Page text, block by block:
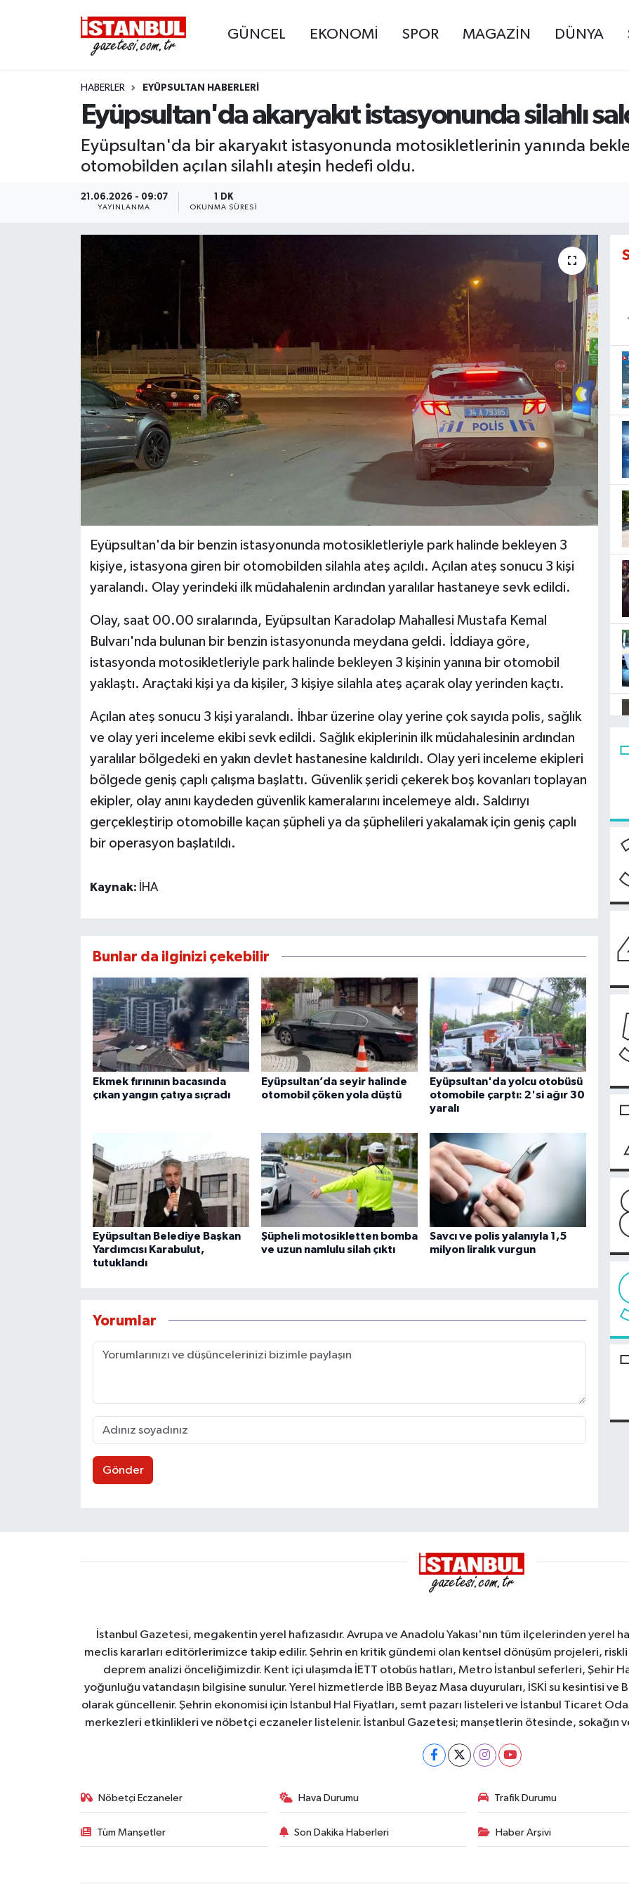
GÜNCEL EKONOMİ SPOR MAGAZİN DÜNYA
HABERLER EYÜPSULTAN HABERLERI
Eyüpsultan'da akaryakıt istasyonunda silahlı
Eyüpsultan'da bir akaryakıt istasyonunda motosikletlerinin yanında
otomobilden açılan silahlı ateşin hedefi oldu.
21.06.2026 - 09:07
YAYINLANMA
1 DK
OKUNMA SÜRESI
Eyüpsultan'da bir benzin istasyonunda motosikletleriyle park halinde bekleyen 3
kişiye, istasyona giren bir otomobilden silahla ateş açıldı. Açılan ateş sonucu 3 kişi
yaralandı. Olay yerindeki ilk müdahalenin ardından yaralılar hastaneye sevk edildi.
Olay, saat 00.00 sıralarında, Eyüpsultan Karadolap Mahallesi Mustafa Kemal
Bulvarı'nda bulunan bir benzin istasyonunda meydana geldi. İddiaya göre,
istasyonda motosikletleriyle park halinde bekleyen 3 kişinin yanına bir otomobil
yaklaştı. Araçtaki kişi ya da kişiler, 3 kişiye silahla ateş açarak olay yerinden kaçtı.
Açılan ateş sonucu 3 kişi yaralandı. İhbar üzerine olay yerine çok sayıda polis, sağlık
ve olay yeri inceleme ekibi sevk edildi. Sağlık ekiplerinin ilk müdahalesinin ardından
yaralılar bölgedeki en yakın devlet hastanesine kaldırıldı. Olay yeri inceleme ekipleri
bölgede geniş çaplı çalışma başlattı. Güvenlik şeridi çekerek boş kovanları toplayan
ekipler, olay anını kaydeden güvenlik kameralarını incelemeye aldı. Saldırıyı
gerçekleştirip otomobille kaçan şüpheli ya da şüphelileri yakalamak için geniş çaplı
bir operasyon başlatıldı.
Kaynak: İHA
Bunlar da ilginizi çekebilir
Ekmek fırınının bacasında
çıkan yangın çatıya sıçradı
Eyüpsultan’da seyir halinde
otomobil çöken yola düştü
Eyüpsultan'da yolcu otobüsü
otomobile çarptı: 2'si ağır 30
yaralı
Eyüpsultan Belediye Başkan
Yardımcısı Karabulut,
tutuklandı
Şüpheli motosikletten bomba
ve uzun namlulu silah çıktı
Savcı ve polis yalanıyla 1,5
milyon liralık vurgun
Yorumlar
Gönder
İstanbul Gazetesi, megakentin yerel hafızasıdır. Avrupa ve Anadolu Yakası'nın tüm ilçelerinden yerel
meclis kararları editörlerimizce takip edilir. Şehrin en kritik gündemi olan kentsel dönüşüm projeleri, riskli
deprem analizi önceliğimizdir. Kent içi ulaşımda İETT otobüs hatları, Metro İstanbul seferleri, Şehir
yoğunluğu vatandaşın bilgisine sunulur. Yerel hizmetlerde İBB Beyaz Masa duyuruları, İSKİ su kesintisi ve
olarak güncellenir. Şehrin ekonomisi için İstanbul Hal Fiyatları, semt pazarı listeleri ve İstanbul Ticaret
merkezleri etkinlikleri ve nöbetçi eczaneler listelenir. İstanbul Gazetesi; manşetlerin ötesinde, sokağın
Nöbetçi Eczaneler Hava Durumu Trafik Durumu
Tüm Manşetler Son Dakika Haberleri Haber Arşivi
EKONOMİ
İSTANBUL
MAGAZİN
KÜLTÜR SANAT
BİLİM VE TEKNOLOJİ
OTOMOBİL
KURUMSAL
Nöbetçi Eczaneler
Hava Durumu
Trafik Durumu
Süper Lig Puan Durumu ve Fikstür
Tüm Manşetler
Son Dakika Haberleri